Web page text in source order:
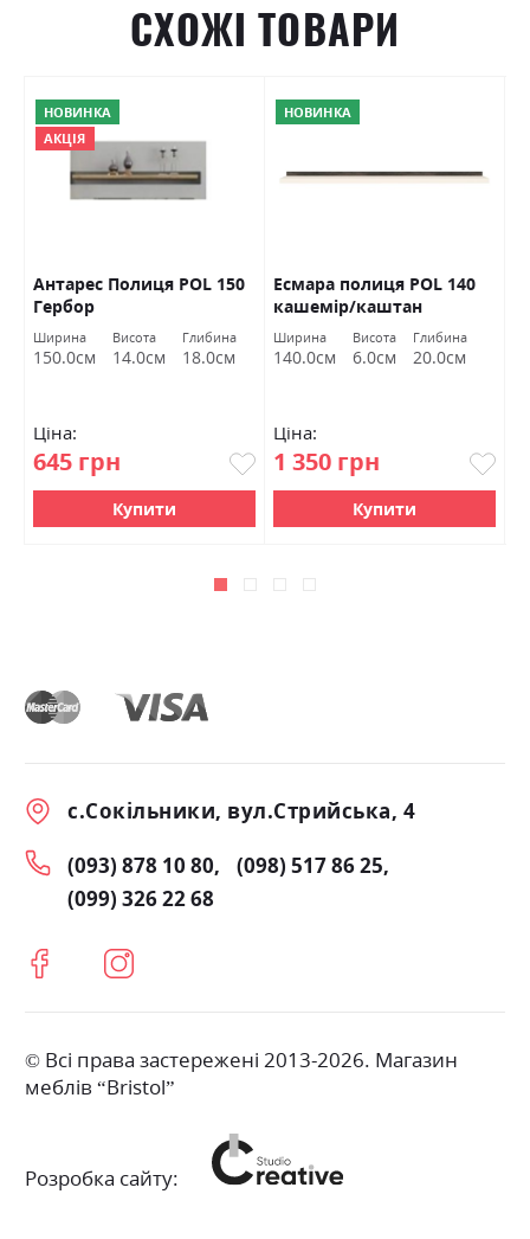
СХОЖІ ТОВАРИ
НОВИНКА
АКЦІЯ
Антарес Полиця POL 150
Гербор
Ширина
150.0см
Висота
14.0см
Глибина
18.0см
Ціна:
645 грн
Купити
НОВИНКА
Есмара полиця POL 140
кашемір/каштан
арвадонна мінк Гербор
Ширина
140.0см
Висота
6.0см
Глибина
20.0см
Ціна:
1 350 грн
Купити
с.Сокільники, вул.Стрийська, 4
(093) 878 10 80
(098) 517 86 25
(099) 326 22 68
© Всі права застережені 2013-2026. Магазин
меблів “Bristol”
Розробка сайту: